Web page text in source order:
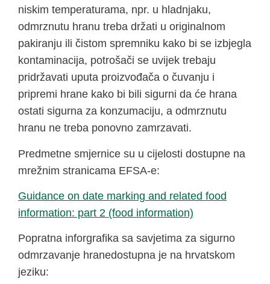
niskim temperaturama, npr. u hladnjaku,
odmrznutu hranu treba držati u originalnom
pakiranju ili čistom spremniku kako bi se izbjegla
kontaminacija, potrošači se uvijek trebaju
pridržavati uputa proizvođača o čuvanju i
pripremi hrane kako bi bili sigurni da će hrana
ostati sigurna za konzumaciju, a odmrznutu
hranu ne treba ponovno zamrzavati.
Predmetne smjernice su u cijelosti dostupne na
mrežnim stranicama EFSA-e:
Guidance on date marking and related food
information: part 2 (food information)
Popratna inforgrafika sa savjetima za sigurno
odmrzavanje hranedostupna je na hrvatskom
jeziku: